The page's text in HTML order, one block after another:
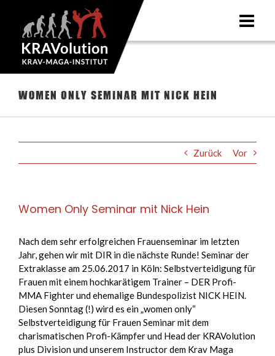
springen
Women Only Seminar mit Nick Hein
Zurück Vor
Women Only Seminar mit Nick Hein
Nach dem sehr erfolgreichen Frauenseminar im letzten
Jahr, gehen wir mit DIR in die nächste Runde! Seminar der
Extraklasse am 25.06.2017 in Köln: Selbstverteidigung für
Frauen mit einem hochkarätigem Trainer – DER Profi-
MMA Fighter und ehemalige Bundespolizist NICK HEIN.
Diesen Sonntag (!) wird es ein „women only“
Selbstverteidigung für Frauen Seminar mit dem
charismatischen Profi-Kämpfer und Head der KRAVolution
plus Division und unserem Instructor dem Krav Maga